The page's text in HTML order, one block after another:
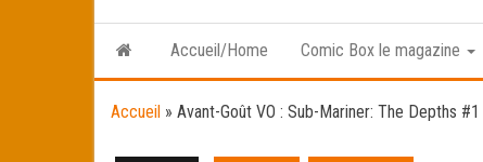
Accueil/Home Comic Box le magazine
Accueil » Avant-Goût VO : Sub-Mariner: The Depths #1